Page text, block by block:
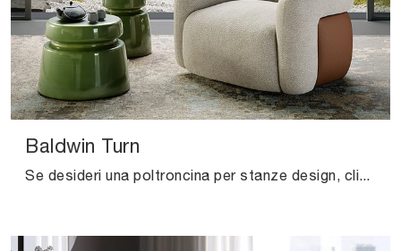
Baldwin Turn
Se desideri una poltroncina per stanze design, clicca e leggi di più sul modello Baldwin Turn in tessuto della marca Cattelan Italia.